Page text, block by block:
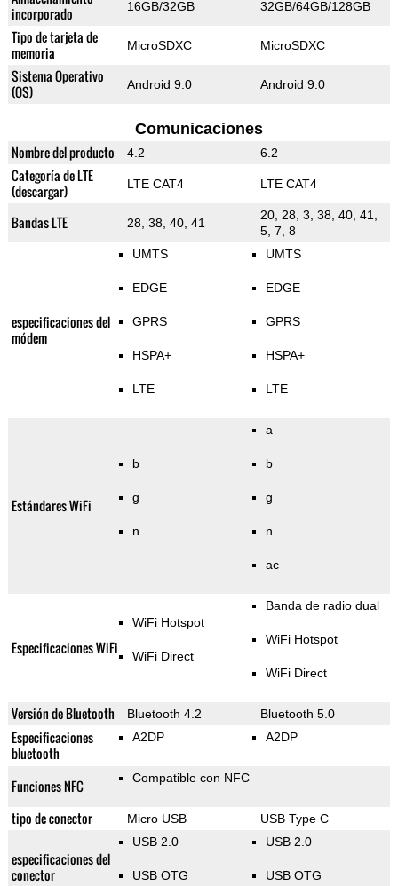
incorporado
16GB/32GB 32GB/64GB/128GB
Tipo de tarjeta de
memoria
MicroSDXC MicroSDXC
Sistema Operativo
(OS)
Android 9.0 Android 9.0
Comunicaciones
Nombre del producto 4.2 6.2
Categoría de LTE
(descargar)
LTE CAT4 LTE CAT4
Bandas LTE 28, 38, 40, 41
20, 28, 3, 38, 40, 41,
5, 7, 8
especificaciones del
módem
UMTS
EDGE
GPRS
HSPA+
LTE
UMTS
EDGE
GPRS
HSPA+
LTE
Estándares WiFi
b
g
n
a
b
g
n
ac
Especificaciones WiFi
WiFi Hotspot
WiFi Direct
Banda de radio dual
WiFi Hotspot
WiFi Direct
Versión de Bluetooth Bluetooth 4.2 Bluetooth 5.0
Especificaciones
bluetooth
A2DP A2DP
Funciones NFC Compatible con NFC
tipo de conector Micro USB USB Type C
especificaciones del
conector
USB 2.0
USB OTG
USB 2.0
USB OTG